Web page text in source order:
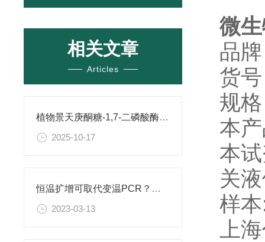
相关文章
Articles
植物景天庚酮糖-1,7-二磷酸酶（SBPase） ELISA试剂盒 使用说明书
2025-10-17
恒温扩增可取代变温PCR？技术优劣势看这里
2023-03-13
微
品
货
规
本
本
关
样
上